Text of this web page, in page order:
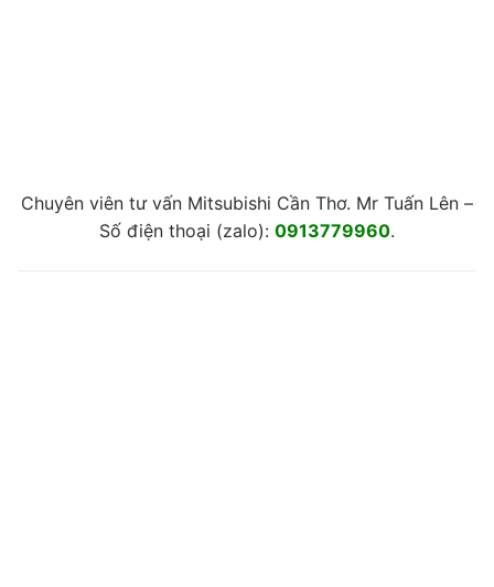
Chuyên viên tư vấn Mitsubishi Cần Thơ. Mr Tuấn Lên –
Số điện thoại (zalo): 0913779960.